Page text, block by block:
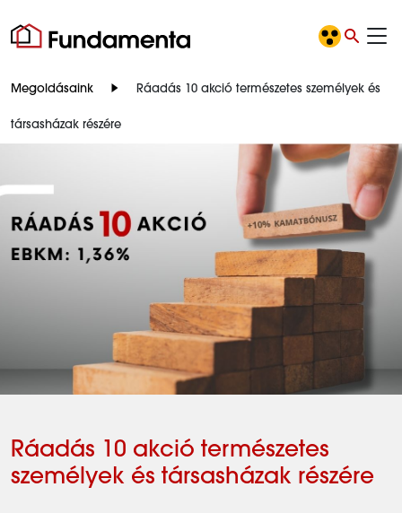
Megoldásaink Ráadás 10 akció természetes személyek és
társasházak részére
Ráadás 10 akció természetes
személyek és társasházak részére